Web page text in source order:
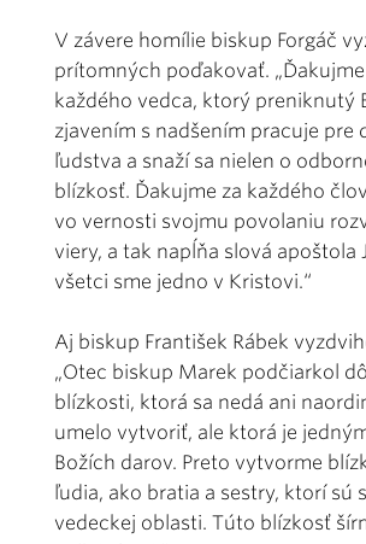
V závere homílie biskup Forgáč
prítomných poďakovať.
každého vedca, ktorý preniknutý
zjavením s nadšením pracuje pre
ľudstva a snaží sa nielen o
blízkosť. Ďakujme za každého
vo vernosti svojmu povolaniu
viery, a tak napĺňa slová apoštola
všetci sme jedno v Kristovi.“
Aj biskup František Rábek
„Otec biskup Marek podčiarkol
blízkosti, ktorá sa nedá ani
umelo vytvoriť, ale ktorá je
Božích darov. Preto vytvorme
ľudia, ako bratia a sestry, ktorí sú
vedeckej oblasti. Túto blízkosť